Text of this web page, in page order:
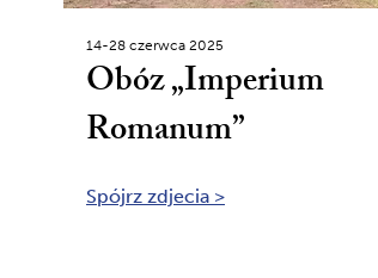
14-28 czerwca 2025
Obóz „Imperium
Romanum”
Spójrz zdjecia >